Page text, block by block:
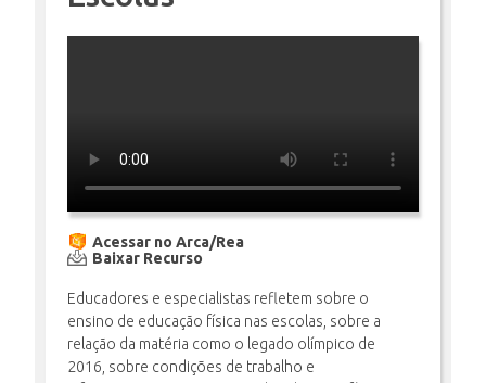
DOCUMENTOS
ALUNOS
DOCENTES
Acessar no Arca/Rea
Baixar Recurso
Educadores e especialistas refletem sobre o
ensino de educação física nas escolas, sobre a
relação da matéria como o legado olímpico de
2016, sobre condições de trabalho e